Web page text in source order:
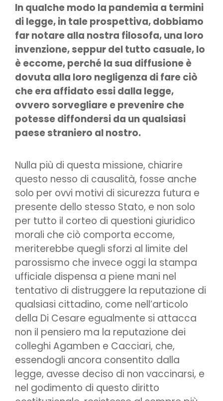
In qualche modo la pandemia a termini
di legge, in tale prospettiva, dobbiamo
far notare alla nostra filosofa, una loro
invenzione, seppur del tutto casuale, lo
è eccome, perché la sua diffusione è
dovuta alla loro negligenza di fare ciò
che era affidato essi dalla legge,
ovvero sorvegliare e prevenire che
potesse diffondersi da un qualsiasi
paese straniero al nostro.
Nulla più di questa missione, chiarire
questo nesso di causalità, fosse anche
solo per ovvi motivi di sicurezza futura e
presente dello stesso Stato, e non solo
per tutto il corteo di questioni giuridico
morali che ciò comporta eccome,
meriterebbe quegli sforzi al limite del
parossismo che invece oggi la stampa
ufficiale dispensa a piene mani nel
tentativo di distruggere la reputazione di
qualsiasi cittadino, come nell’articolo
della Di Cesare egualmente si attacca
non il pensiero ma la reputazione dei
colleghi Agamben e Cacciari, che,
essendogli ancora consentito dalla
legge, avesse deciso di non vaccinarsi, e
nel godimento di questo diritto